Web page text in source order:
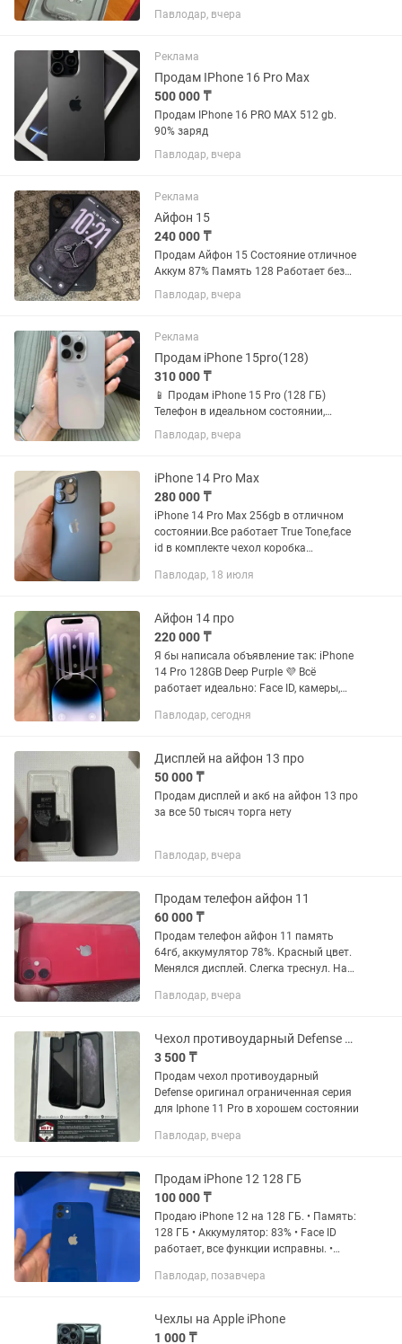
такой только в России! Прозрачный с
магнитом MagSafe. Имеется
1100 рублей.
Павлодар, вчера
Реклама
Продам IPhone 16 Pro Max
500 000 ₸
Продам IPhone 16 PRO MAX 512 gb.
90% заряд
Павлодар, вчера
Реклама
Айфон 15
240 000 ₸
Продам Айфон 15 Состояние отличное
Аккум 87% Память 128 Работает без
Павлодар, вчера
Реклама
Продам iPhone 15pro(128)
310 000 ₸
📱 Продам iPhone 15 Pro (128 ГБ)
Телефон в идеальном состоянии,
использовался аккуратно. Без сколов
и прочих дефектов. Всегда носился в
Память: 128 ГБ ✅ Face ID...
Павлодар, вчера
iPhone 14 Pro Max
280 000 ₸
iPhone 14 Pro Max 256gb в отличном
состоянии.Все работает True Tone,face
id в комплекте чехол коробка
Павлодар, 18 июля
Айфон 14 про
220 000 ₸
Я бы написала объявление так: iPhone
14 Pro 128GB Deep Purple 💜 Всё
работает идеально: Face ID, камеры,
без нареканий. 🔋 Аккумулятор — 79%
Павлодар, сегодня
Дисплей на айфон 13 про
50 000 ₸
Продам дисплей и акб на айфон 13 про
за все 50 тысяч торга нету
Павлодар, вчера
Продам телефон айфон 11
60 000 ₸
Продам телефон айфон 11 память
64гб, аккумулятор 78%. Красный цвет.
Менялся дисплей. Слегка треснул. На
Павлодар, вчера
Чехол противоударный Defense оригинал ограниченная серия для Iphone 11 Pro
3 500 ₸
Продам чехол противоударный
Defense оригинал ограниченная серия
для Iphone 11 Pro в хорошем состоянии
Павлодар, вчера
Продам iPhone 12 128 ГБ
100 000 ₸
Продаю iPhone 12 на 128 ГБ. • Память:
128 ГБ • Аккумулятор: 83% • Face ID
работает, все функции исправны. •
скрытых дефектов. • Есть царапины на
Павлодар, позавчера
Чехлы на Apple iPhone
1 000 ₸